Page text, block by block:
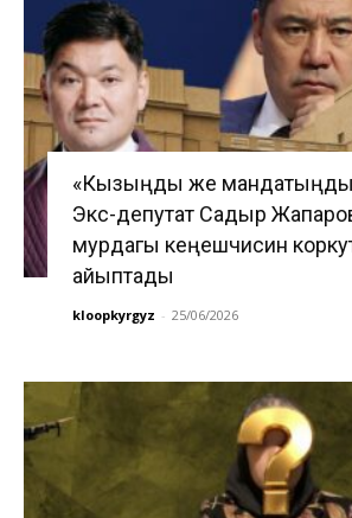
«Кызыңды же мандатыңды
Экс-депутат Садыр
мурдагы кеңешчисин
айыптады
kloopkyrgyz - 25/06/2026